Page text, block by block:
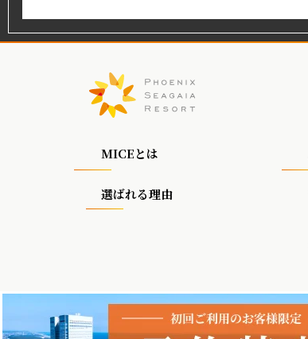
MICEとは
選ばれる理由